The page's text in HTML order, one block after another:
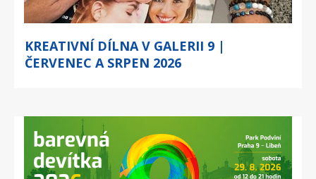
KREATIVNÍ DÍLNA V GALERII 9 |
ČERVENEC A SRPEN 2026